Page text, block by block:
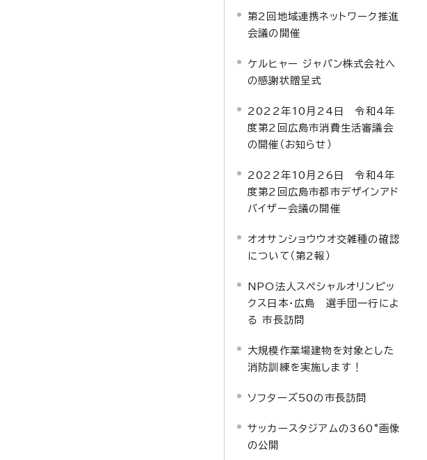
第2回地域連携ネットワーク推進
会議の開催
ケルヒャー ジャパン株式会社へ
の感謝状贈呈式
2022年10月24日 令和4年
度第2回広島市消費生活審議会
の開催（お知らせ）
2022年10月26日 令和4年
度第2回広島市都市デザインアド
バイザー会議の開催
オオサンショウウオ交雑種の確認
について（第2報）
NPO法人スペシャルオリンピッ
クス日本・広島 選手団一行によ
る 市長訪問
大規模作業場建物を対象とした
消防訓練を実施します！
ソフターズ50の市長訪問
サッカースタジアムの360°画像
の公開